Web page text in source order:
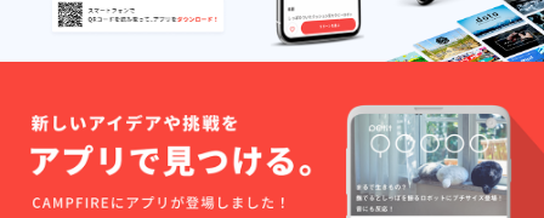
のリ
ターン
に貼付
された
や注意
書きを
ご確認
くださ
い。」